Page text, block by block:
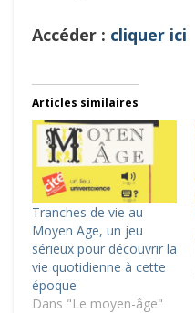
Accéder : cliquer ici
Articles similaires
Tranches de vie au
Moyen Age, un jeu
sérieux pour découvrir la
vie quotidienne à cette
époque
Dans "Le moyen-âge"